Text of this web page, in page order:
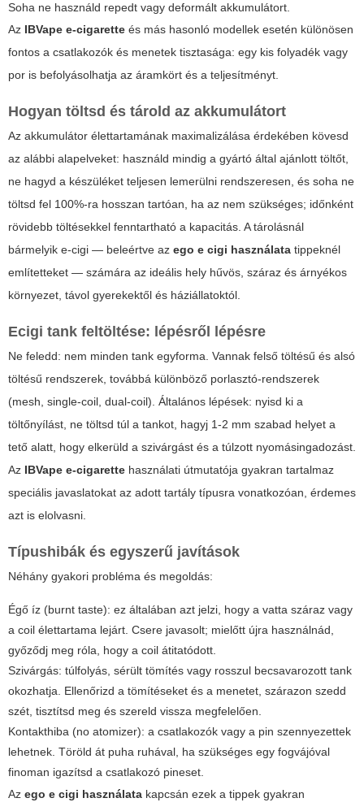
Soha ne használd repedt vagy deformált akkumulátort.
Az IBVape e-cigarette és más hasonló modellek esetén különösen
fontos a csatlakozók és menetek tisztasága: egy kis folyadék vagy
por is befolyásolhatja az áramkört és a teljesítményt.
Hogyan töltsd és tárold az akkumulátort
Az akkumulátor élettartamának maximalizálása érdekében kövesd
az alábbi alapelveket: használd mindig a gyártó által ajánlott töltőt,
ne hagyd a készüléket teljesen lemerülni rendszeresen, és soha ne
töltsd fel 100%-ra hosszan tartóan, ha az nem szükséges; időnként
rövidebb töltésekkel fenntartható a kapacitás. A tárolásnál
bármelyik e-cigi — beleértve az ego e cigi használata tippeknél
említetteket — számára az ideális hely hűvös, száraz és árnyékos
környezet, távol gyerekektől és háziállatoktól.
Ecigi tank feltöltése: lépésről lépésre
Ne feledd: nem minden tank egyforma. Vannak felső töltésű és alsó
töltésű rendszerek, továbbá különböző porlasztó-rendszerek
(mesh, single-coil, dual-coil). Általános lépések: nyisd ki a
töltőnyílást, ne töltsd túl a tankot, hagyj 1-2 mm szabad helyet a
tető alatt, hogy elkerüld a szivárgást és a túlzott nyomásingadozást.
Az IBVape e-cigarette használati útmutatója gyakran tartalmaz
speciális javaslatokat az adott tartály típusra vonatkozóan, érdemes
azt is elolvasni.
Típushibák és egyszerű javítások
Néhány gyakori probléma és megoldás:
Égő íz (burnt taste): ez általában azt jelzi, hogy a vatta száraz vagy
a coil élettartama lejárt. Csere javasolt; mielőtt újra használnád,
győződj meg róla, hogy a coil átitatódott.
Szivárgás: túlfolyás, sérült tömítés vagy rosszul becsavarozott tank
okozhatja. Ellenőrizd a tömítéseket és a menetet, szárazon szedd
szét, tisztítsd meg és szereld vissza megfelelően.
Kontakthiba (no atomizer): a csatlakozók vagy a pin szennyezettek
lehetnek. Töröld át puha ruhával, ha szükséges egy fogvájóval
finoman igazítsd a csatlakozó pineset.
Az ego e cigi használata kapcsán ezek a tippek gyakran